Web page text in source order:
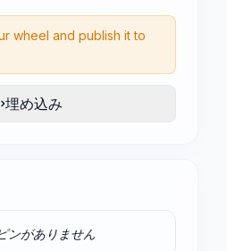
wheel and publish it to
埋め込み
ンがありません